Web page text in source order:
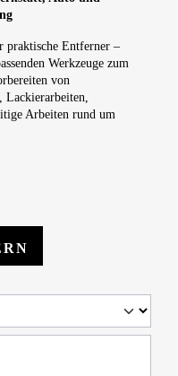
praktische Entferner –
Werkzeuge zum
von
Lackierarbeiten,
Arbeiten rund um